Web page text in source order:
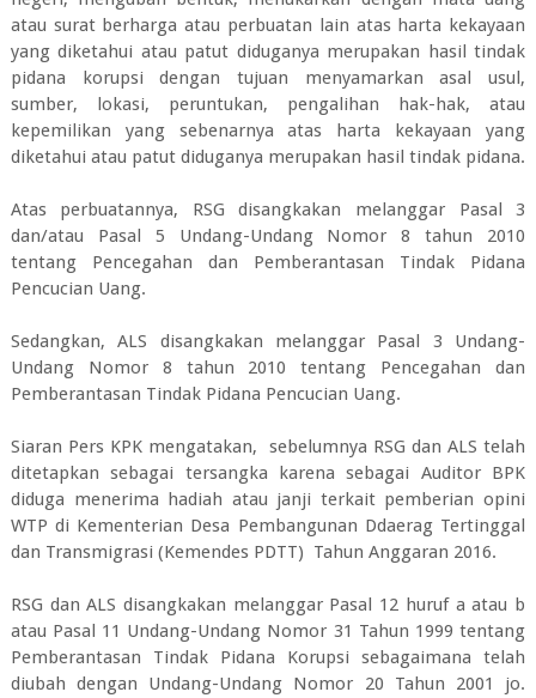
atau surat berharga atau perbuatan lain atas harta kekayaan
yang diketahui atau patut diduganya merupakan hasil tindak
pidana korupsi dengan tujuan menyamarkan asal usul,
sumber, lokasi, peruntukan, pengalihan hak-hak, atau
kepemilikan yang sebenarnya atas harta kekayaan yang
diketahui atau patut diduganya merupakan hasil tindak pidana.
Atas perbuatannya, RSG disangkakan melanggar Pasal 3
dan/atau Pasal 5 Undang-Undang Nomor 8 tahun 2010
tentang Pencegahan dan Pemberantasan Tindak Pidana
Pencucian Uang.
Sedangkan, ALS disangkakan melanggar Pasal 3 Undang-
Undang Nomor 8 tahun 2010 tentang Pencegahan dan
Pemberantasan Tindak Pidana Pencucian Uang.
Siaran Pers KPK mengatakan, sebelumnya RSG dan ALS telah
ditetapkan sebagai tersangka karena sebagai Auditor BPK
diduga menerima hadiah atau janji terkait pemberian opini
WTP di Kementerian Desa Pembangunan Ddaerag Tertinggal
dan Transmigrasi (Kemendes PDTT) Tahun Anggaran 2016.
RSG dan ALS disangkakan melanggar Pasal 12 huruf a atau b
atau Pasal 11 Undang-Undang Nomor 31 Tahun 1999 tentang
Pemberantasan Tindak Pidana Korupsi sebagaimana telah
diubah dengan Undang-Undang Nomor 20 Tahun 2001 jo.